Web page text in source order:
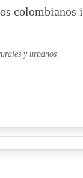
colombianos
y urbanos